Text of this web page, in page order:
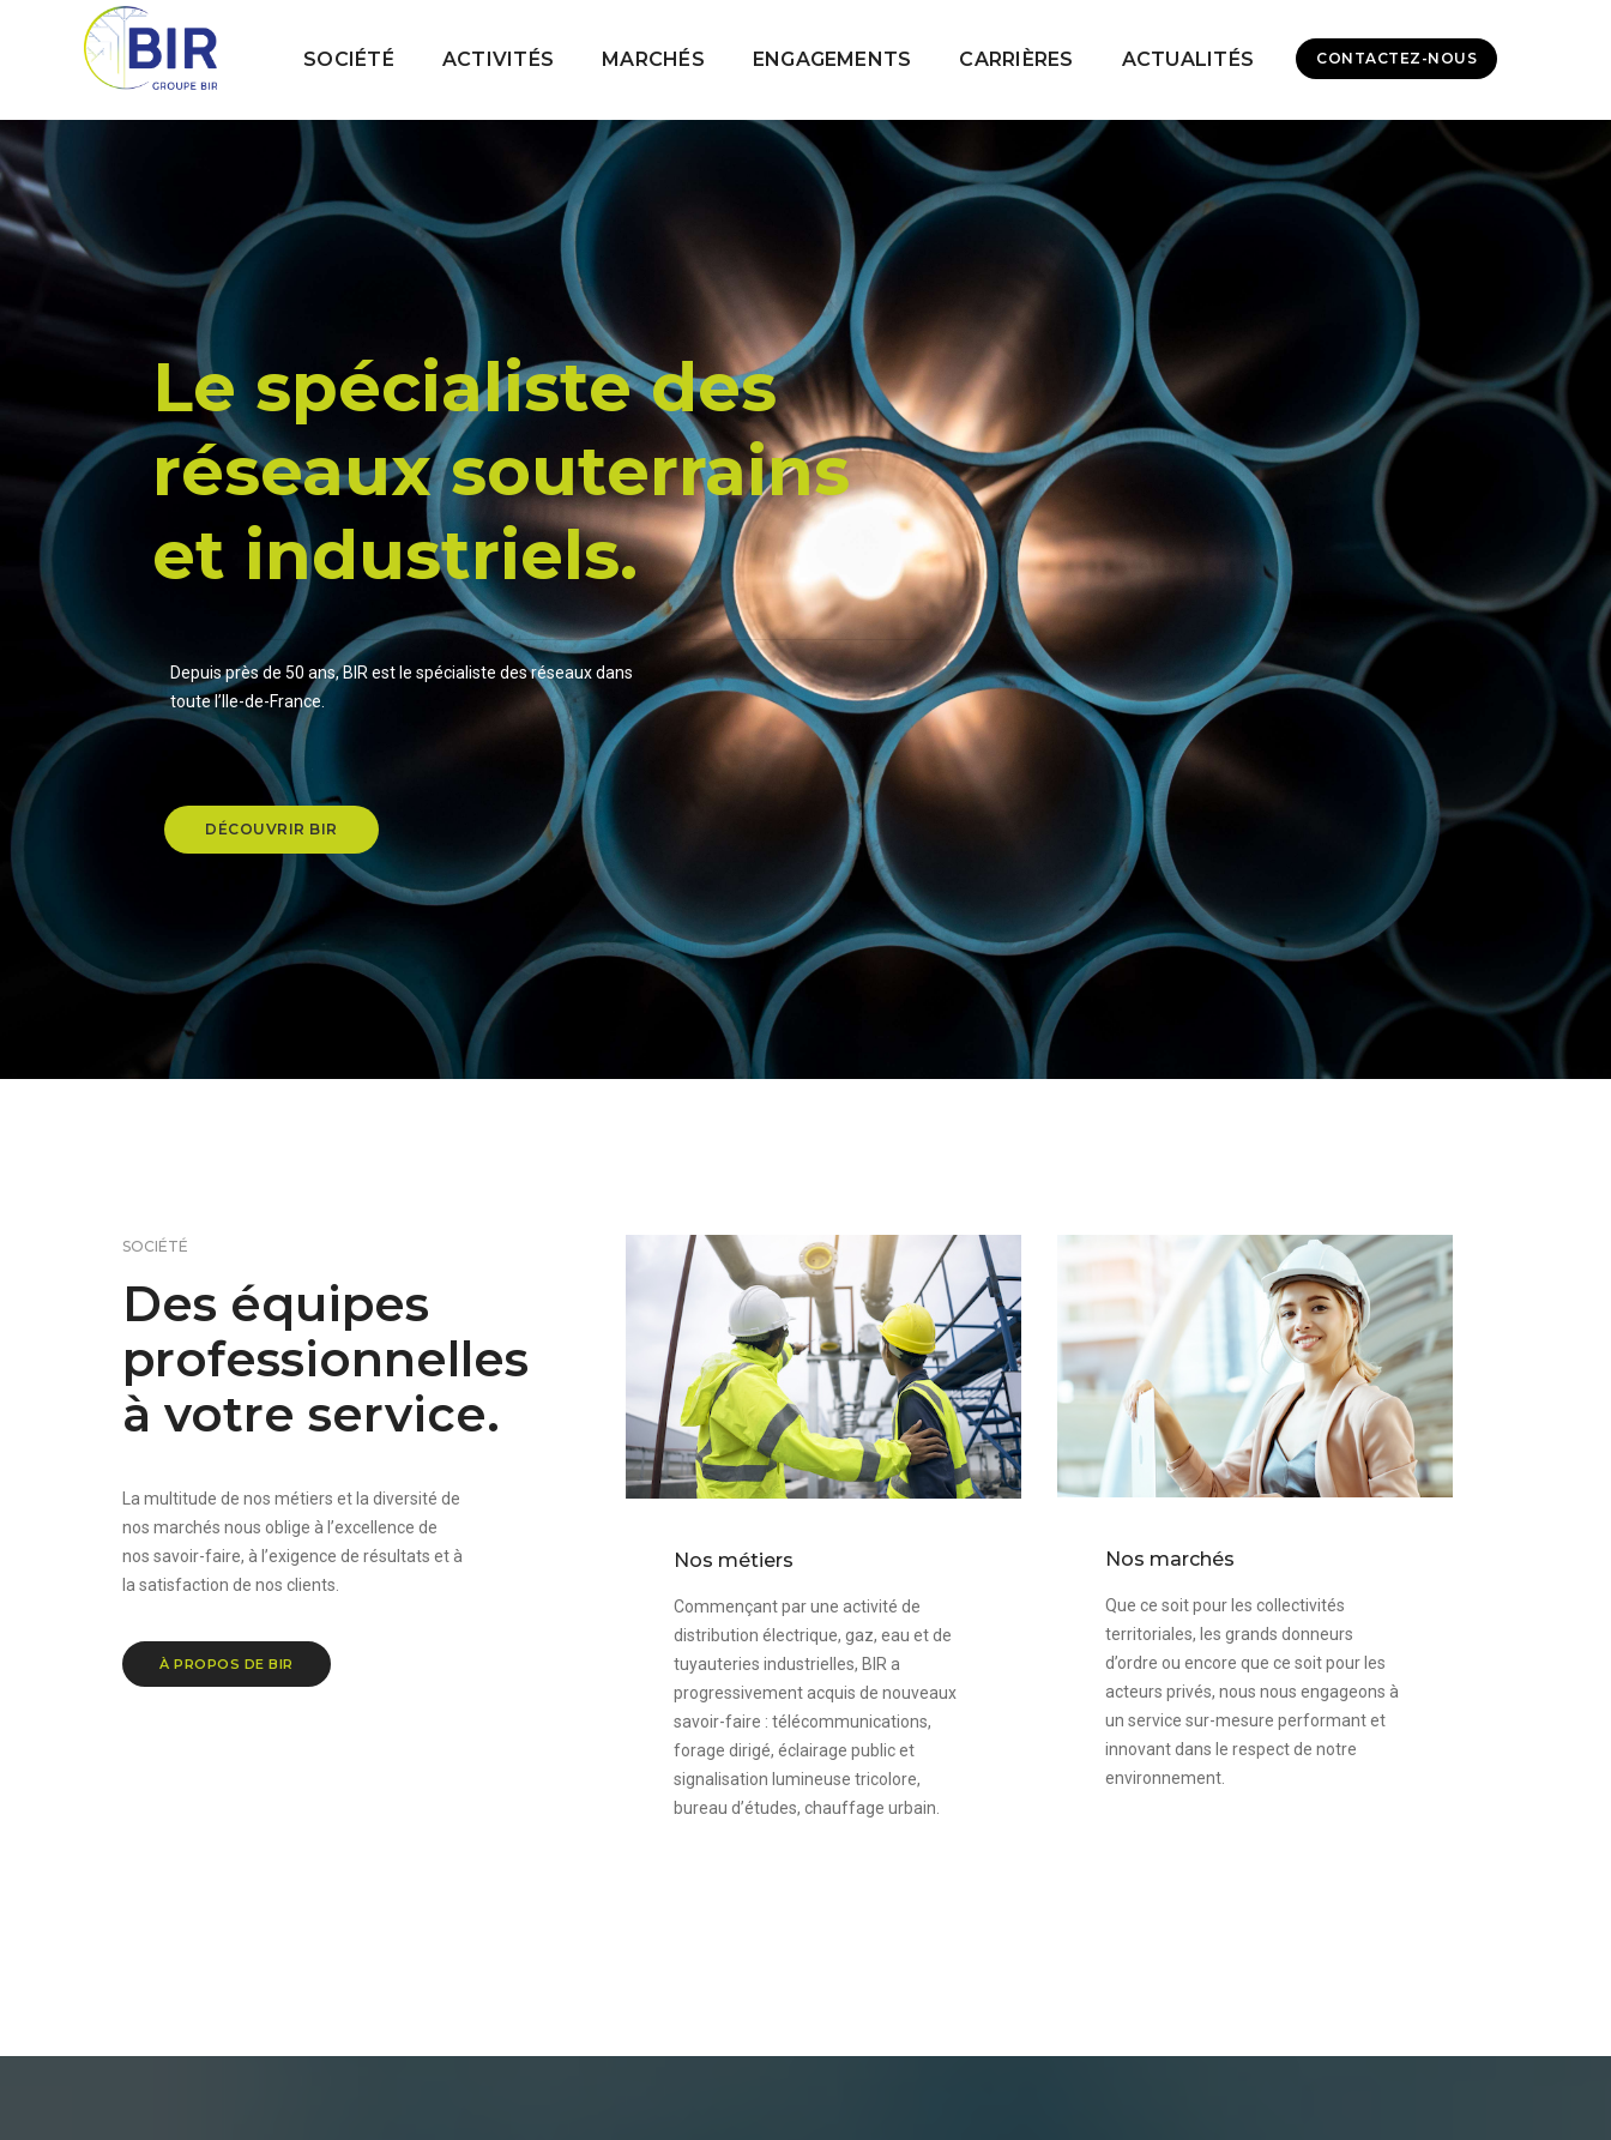
SOCIÉTÉ ACTIVITÉS MARCHÉS ENGAGEMENTS CARRIÈRES ACTUALITÉS CONTACTEZ-NOUS
Le spécialiste des
réseaux souterrains
et industriels.
Depuis près de 50 ans, BIR est le spécialiste des réseaux dans
toute l’Ile-de-France.
DÉCOUVRIR BIR
SOCIÉTÉ
Des équipes
professionnelles
à votre service.
La multitude de nos métiers et la diversité de
nos marchés nous oblige à l’excellence de
nos savoir-faire, à l’exigence de résultats et à
la satisfaction de nos clients.
À PROPOS DE BIR
Nos métiers
Commençant par une activité de
distribution électrique, gaz, eau et de
tuyauteries industrielles, BIR a
progressivement acquis de nouveaux
savoir-faire : télécommunications,
forage dirigé, éclairage public et
signalisation lumineuse tricolore,
bureau d’études, chauffage urbain.
Nos marchés
Que ce soit pour les collectivités
territoriales, les grands donneurs
d’ordre ou encore que ce soit pour les
acteurs privés, nous nous engageons à
un service sur-mesure performant et
innovant dans le respect de notre
environnement.